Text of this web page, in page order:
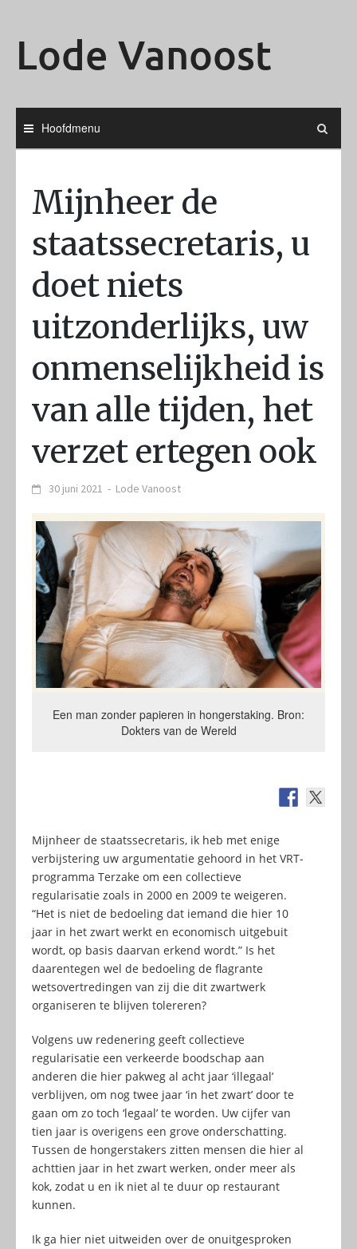
Lode Vanoost
Hoofdmenu
Mijnheer de
staatssecretaris, u
doet niets
uitzonderlijks, uw
onmenselijkheid is
van alle tijden, het
verzet ertegen ook
30 juni 2021 - Lode Vanoost
Een man zonder papieren in hongerstaking. Bron:
Dokters van de Wereld
Mijnheer de staatssecretaris, ik heb met enige
verbijstering uw argumentatie gehoord in het VRT-
programma Terzake om een collectieve
regularisatie zoals in 2000 en 2009 te weigeren.
“Het is niet de bedoeling dat iemand die hier 10
jaar in het zwart werkt en economisch uitgebuit
wordt, op basis daarvan erkend wordt.” Is het
daarentegen wel de bedoeling de flagrante
wetsovertredingen van zij die dit zwartwerk
organiseren te blijven tolereren?
Volgens uw redenering geeft collectieve
regularisatie een verkeerde boodschap aan
anderen die hier pakweg al acht jaar ‘illegaal’
verblijven, om nog twee jaar ‘in het zwart’ door te
gaan om zo toch ‘legaal’ te worden. Uw cijfer van
tien jaar is overigens een grove onderschatting.
Tussen de hongerstakers zitten mensen die hier al
achttien jaar in het zwart werken, onder meer als
kok, zodat u en ik niet al te duur op restaurant
kunnen.
Ik ga hier niet uitweiden over de onuitgesproken